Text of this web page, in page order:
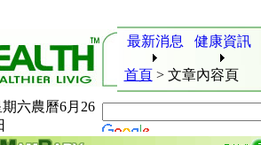
最新消息
健康資訊
首頁> 文章內容頁
六農曆6月26